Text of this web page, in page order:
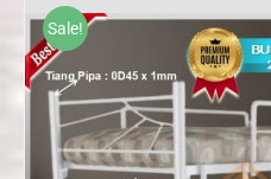
Sale!